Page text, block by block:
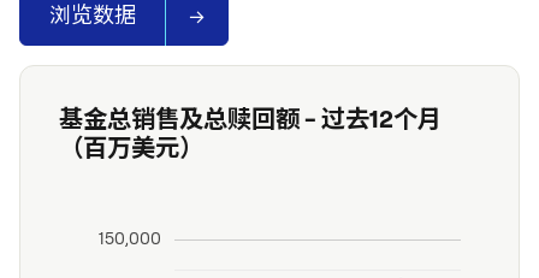
浏览数据
基金总销售及总赎回额 - 过去12个月
（百万美元）
150,000